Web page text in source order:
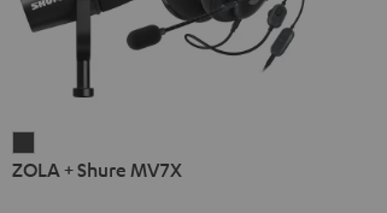
+
ZOLA + Shure MV7X